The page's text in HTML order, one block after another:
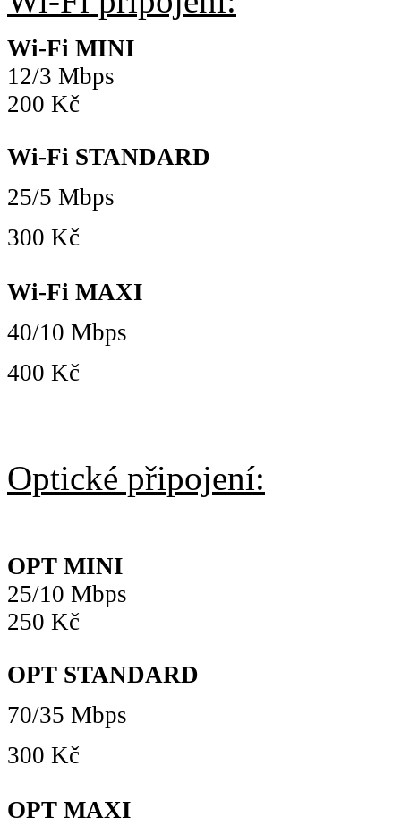
Wi-Fi MINI
12/3 Mbps
200 Kč
Wi-Fi STANDARD
25/5 Mbps
300 Kč
Wi-Fi MAXI
40/10 Mbps
400 Kč
Optické připojení:
OPT MINI
25/10 Mbps
250 Kč
OPT STANDARD
70/35 Mbps
300 Kč
OPT MAXI